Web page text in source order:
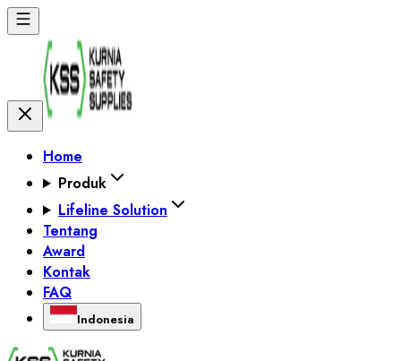
Home
Produk
Lifeline Solution
Tentang
Award
Kontak
FAQ
Indonesia